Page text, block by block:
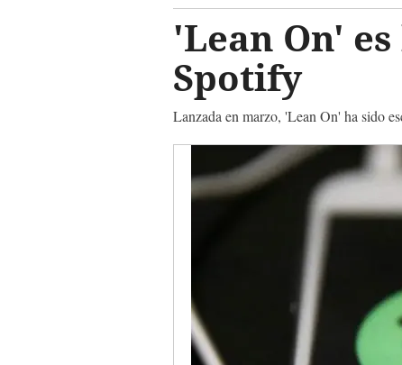
'Lean On'
Spotify
Lanzada en marzo, 'Lean On' ha sido